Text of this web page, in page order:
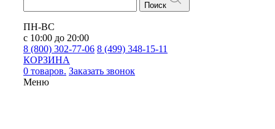
Поиск
ПН-ВС
с 10:00 до 20:00
8 (800) 302-77-06 8 (499) 348-15-11
КОРЗИНА
0 товаров. Заказать звонок
Меню